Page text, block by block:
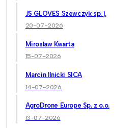
JS GLOVES Szewczyk sp. j.
20-07-2026
Mirosław Kwarta
15-07-2026
Marcin Ilnicki SICA
14-07-2026
AgroDrone Europe Sp. z o.o.
13-07-2026